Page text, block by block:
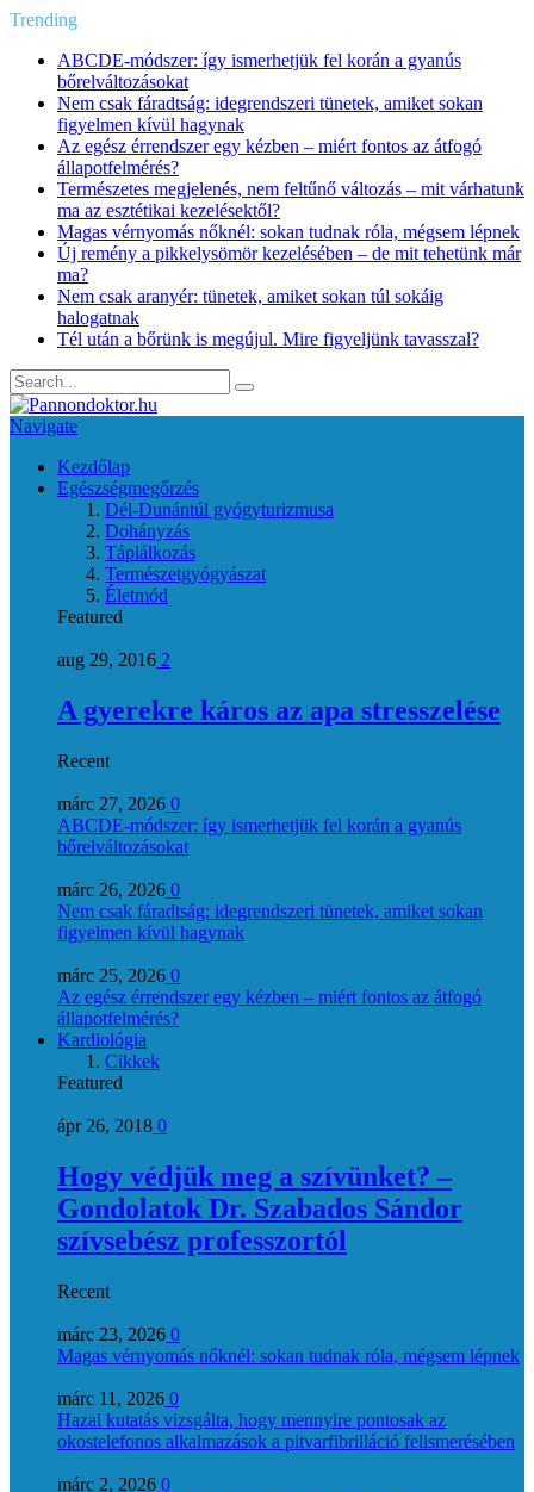
Trending
ABCDE‑módszer: így ismerhetjük fel korán a gyanús
bőrelváltozásokat
Nem csak fáradtság: idegrendszeri tünetek, amiket sokan
figyelmen kívül hagynak
Az egész érrendszer egy kézben – miért fontos az átfogó
állapotfelmérés?
Természetes megjelenés, nem feltűnő változás – mit várhatunk
ma az esztétikai kezelésektől?
Magas vérnyomás nőknél: sokan tudnak róla, mégsem lépnek
Új remény a pikkelysömör kezelésében – de mit tehetünk már
ma?
Nem csak aranyér: tünetek, amiket sokan túl sokáig
halogatnak
Tél után a bőrünk is megújul. Mire figyeljünk tavasszal?
Navigate
Kezdőlap
Egészségmegőrzés
Dél-Dunántúl gyógyturizmusa
Dohányzás
Táplálkozás
Természetgyógyászat
Életmód
Featured
aug 29, 2016 2
A gyerekre káros az apa stresszelése
Recent
márc 27, 2026 0
ABCDE‑módszer: így ismerhetjük fel korán a gyanús
bőrelváltozásokat
márc 26, 2026 0
Nem csak fáradtság: idegrendszeri tünetek, amiket sokan
figyelmen kívül hagynak
márc 25, 2026 0
Az egész érrendszer egy kézben – miért fontos az átfogó
állapotfelmérés?
Kardiológia
Cikkek
Featured
ápr 26, 2018 0
Hogy védjük meg a szívünket? –
Gondolatok Dr. Szabados Sándor
szívsebész professzortól
Recent
márc 23, 2026 0
Magas vérnyomás nőknél: sokan tudnak róla, mégsem lépnek
márc 11, 2026 0
Hazai kutatás vizsgálta, hogy mennyire pontosak az
okostelefonos alkalmazások a pitvarfibrilláció felismerésében
márc 2, 2026 0